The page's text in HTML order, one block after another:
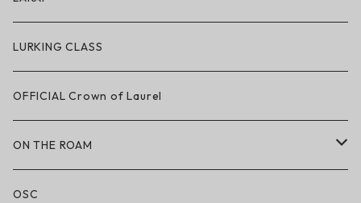
ハードグッズ
LAKAI × POLeR
LAKAI × CHOCOLATE
LAKAI × RIPNDIP
シューズ
LURKING CLASS
OFFICIAL Crown of Laurel
ON THE ROAM
アパレル
OSC